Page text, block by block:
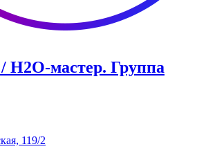
мастер. Группа
119/2